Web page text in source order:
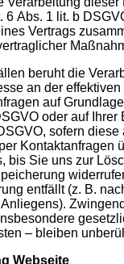
6 Abs. 1 lit. b
Vertrags
beruht die
an der
auf
oder auf
sofern
Kontaktanfragen
bis Sie uns zur
entfällt (z. B.
– bleiben
Webseite